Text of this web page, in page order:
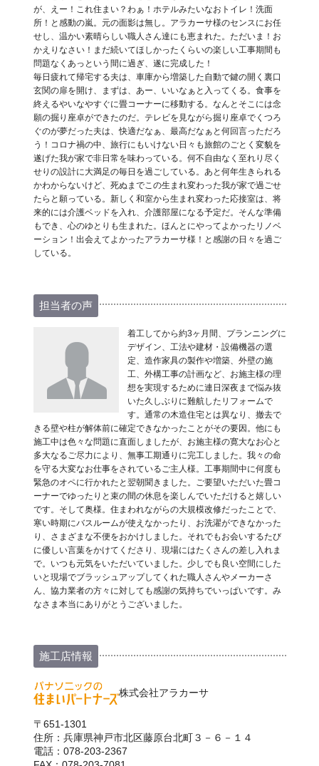
が、えー！これ住まい？わぁ！ホテルみたいなおトイレ！洗面
所！と感動の嵐。元の面影は無し。アラカーサ様のセンスにお任
せし、温かい素晴らしい職人さん達にも恵まれた。ただいま！お
かえりなさい！まだ続いてほしかったくらいの楽しい工事期間も
問題なくあっという間に過ぎ、遂に完成した！
毎日疲れて帰宅する夫は、車庫から増築した自動で鍵の開く裏口
玄関の扉を開け、まずは、あー、いいなぁと入ってくる。食事を
終えるやいなやすぐに畳コーナーに移動する。なんとそこには念
願の掘り座卓ができたのだ。テレビを見ながら掘り座卓でくつろ
ぐのが夢だった夫は、快適だなぁ、最高だなぁと何回言っただろ
う！コロナ禍の中、旅行にもいけない日々も旅館のごとく変貌を
遂げた我が家で非日常を味わっている。何不自由なく至れり尽く
せりの設計に大満足の毎日を過ごしている。あと何年生きられる
かわからないけど、死ぬまでこの生まれ変わった我が家で過ごせ
たらと願っている。新しく和室から生まれ変わった応接室は、将
来的には介護ベッドを入れ、介護部屋になる予定だ。そんな準備
もでき、心のゆとりも生まれた。ほんとにやってよかったリノベ
ーション！出会えてよかったアラカーサ様！と感謝の日々を過ご
している。
担当者の声
着工してから約3ヶ月間、プランニングに
デザイン、工法や建材・設備機器の選
定、造作家具の製作や増築、外壁の施
工、外構工事の計画など、お施主様の理
想を実現するために連日深夜まで悩み抜
いた久しぶりに難航したリフォームで
す。通常の木造住宅とは異なり、撤去で
きる壁や柱が解体前に確定できなかったことがその要因。他にも
施工中は色々な問題に直面しましたが、お施主様の寛大なお心と
多大なるご尽力により、無事工期通りに完工しました。我々の命
を守る大変なお仕事をされているご主人様。工事期間中に何度も
緊急のオペに行かれたと翌朝聞きました。ご要望いただいた畳コ
ーナーでゆったりと束の間の休息を楽しんでいただけると嬉しい
です。そして奥様。住まわれながらの大規模改修だったことで、
寒い時期にバスルームが使えなかったり、お洗濯ができなかった
り、さまざまな不便をおかけしました。それでもお会いするたび
に優しい言葉をかけてくださり、現場にはたくさんの差し入れま
で。いつも元気をいただいていました。少しでも良い空間にした
いと現場でブラッシュアップしてくれた職人さんやメーカーさ
ん、協力業者の方々に対しても感謝の気持ちでいっぱいです。み
なさま本当にありがとうございました。
施工店情報
株式会社アラカーサ
〒651-1301
住所：兵庫県神戸市北区藤原台北町３－６－１４
電話：078-203-2367